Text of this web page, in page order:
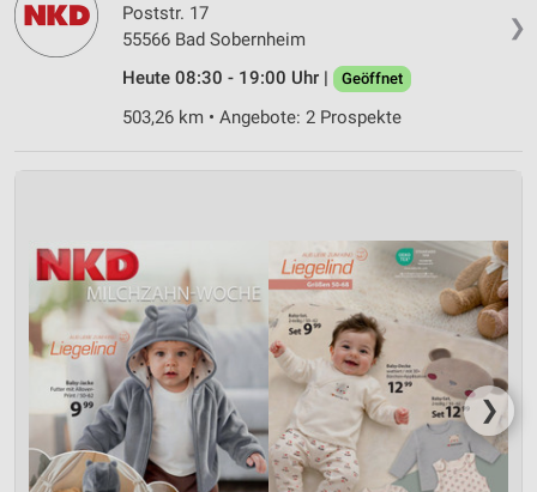
❯
Poststr. 17
55566 Bad Sobernheim
Heute 08:30 - 19:00 Uhr |
Geöffnet
503,26 km • Angebote: 2 Prospekte
❯